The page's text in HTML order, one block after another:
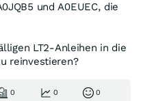
und A0EUEC, die
LT2-Anleihen in die
reinvestieren?
0 0 0